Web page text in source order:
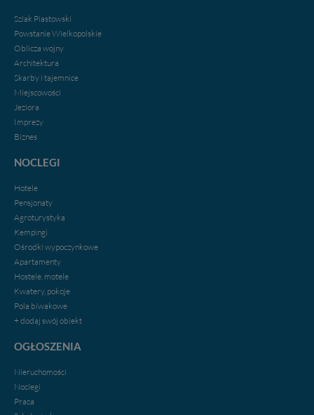
Szlak Piastowski
Powstanie Wielkopolskie
Oblicza wojny
Architektura
Skarby i tajemnice
Miejscowości
Jeziora
Imprezy
Biznes
NOCLEGI
Hotele
Pensjonaty
Agroturystyka
Kempingi
Ośrodki wypoczynkowe
Apartamenty
Hostele, motele
Kwatery, pokoje
Pola biwakowe
+ dodaj swój obiekt
OGŁOSZENIA
Nieruchomości
Noclegi
Praca